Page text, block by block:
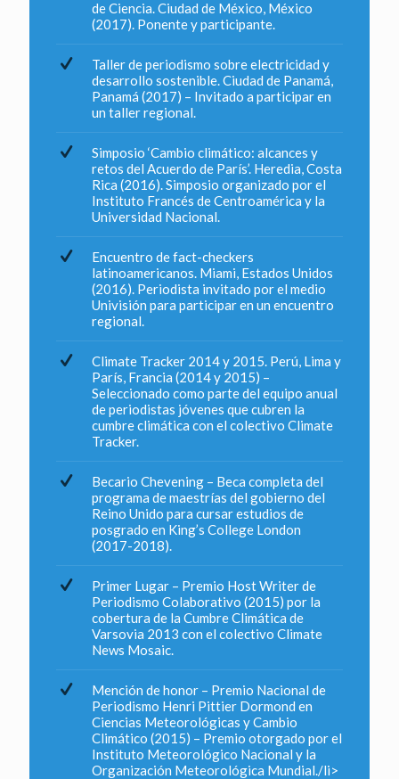
de Ciencia. Ciudad de México, México
(2017). Ponente y participante.
Taller de periodismo sobre electricidad y
desarrollo sostenible. Ciudad de Panamá,
Panamá (2017) – Invitado a participar en
un taller regional.
Simposio ‘Cambio climático: alcances y
retos del Acuerdo de París’. Heredia, Costa
Rica (2016). Simposio organizado por el
Instituto Francés de Centroamérica y la
Universidad Nacional.
Encuentro de fact-checkers
latinoamericanos. Miami, Estados Unidos
(2016). Periodista invitado por el medio
Univisión para participar en un encuentro
regional.
Climate Tracker 2014 y 2015. Perú, Lima y
París, Francia (2014 y 2015) –
Seleccionado como parte del equipo anual
de periodistas jóvenes que cubren la
cumbre climática con el colectivo Climate
Tracker.
Becario Chevening – Beca completa del
programa de maestrías del gobierno del
Reino Unido para cursar estudios de
posgrado en King’s College London
(2017-2018).
Primer Lugar – Premio Host Writer de
Periodismo Colaborativo (2015) por la
cobertura de la Cumbre Climática de
Varsovia 2013 con el colectivo Climate
News Mosaic.
Mención de honor – Premio Nacional de
Periodismo Henri Pittier Dormond en
Ciencias Meteorológicas y Cambio
Climático (2015) – Premio otorgado por el
Instituto Meteorológico Nacional y la
Organización Meteorológica Mundial./li>